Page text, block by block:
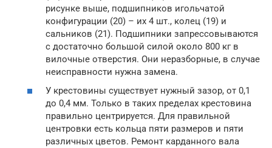
рисунке выше, подшипников игольчатой
конфигурации (20) – их 4 шт., колец (19) и
сальников (21). Подшипники запрессовываются
с достаточно большой силой около 800 кг в
вилочные отверстия. Они неразборные, в случае
неисправности нужна замена.
У крестовины существует нужный зазор, от 0,1
до 0,4 мм. Только в таких пределах крестовина
правильно центрируется. Для правильной
центровки есть кольца пяти размеров и пяти
различных цветов. Ремонт карданного вала